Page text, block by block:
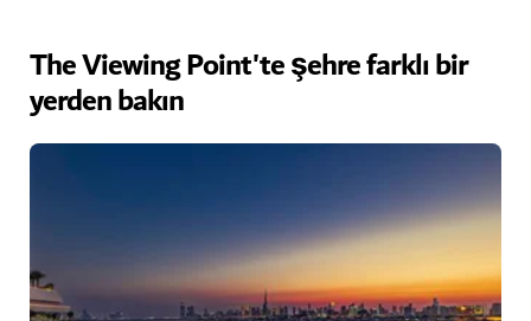
The Viewing Point'te şehre farklı bir
yerden bakın